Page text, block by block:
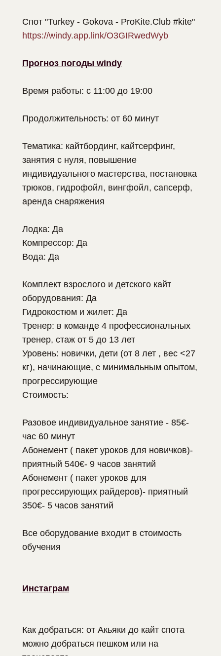
Спот "Turkey - Gokova - ProKite.Club #kite"
https://windy.app.link/O3GIRwedWyb
Прогноз погоды windy
Время работы: с 11:00 до 19:00
Продолжительность: от 60 минут
Тематика: кайтбординг, кайтсерфинг,
занятия с нуля, повышение
индивидуального мастерства, постановка
трюков, гидрофойл, вингфойл, сапсерф,
аренда снаряжения
Лодка: Да
Компрессор: Да
Вода: Да
Комплект взрослого и детского кайт
оборудования: Да
Гидрокостюм и жилет: Да
Тренер: в команде 4 профессиональных
тренер, стаж от 5 до 13 лет
Уровень: новички, дети (от 8 лет , вес <27
кг), начинающие, с минимальным опытом,
прогрессирующие
Стоимость:
Разовое индивидуальное занятие - 85€-
час 60 минут
Абонемент ( пакет уроков для новичков)-
приятный 540€- 9 часов занятий
Абонемент ( пакет уроков для
прогрессирующих райдеров)- приятный
350€- 5 часов занятий
Все оборудование входит в стоимость
обучения
Инстаграм
Как добраться: от Акьяки до кайт спота
можно добраться пешком или на